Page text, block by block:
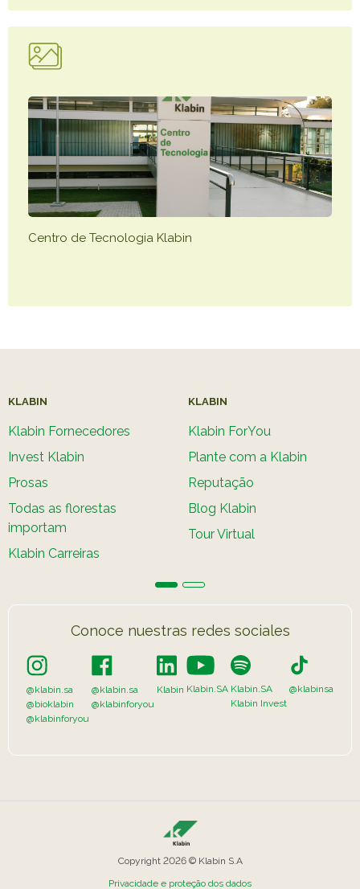
Centro de Tecnologia Klabin
KLABIN
Klabin Fornecedores
Invest Klabin
Prosas
Todas as florestas
importam
Klabin Carreiras
KLABIN
Klabin ForYou
Plante com a Klabin
Reputação
Blog Klabin
Tour Virtual
Conoce nuestras redes sociales
@klabin.sa
@bioklabin
@klabinforyou
@klabin.sa
@klabinforyou
Klabin Klabin.SA Klabin.SA
Klabin Invest
@klabinsa
Copyright 2026 © Klabin S.A
Privacidade e proteção dos dados